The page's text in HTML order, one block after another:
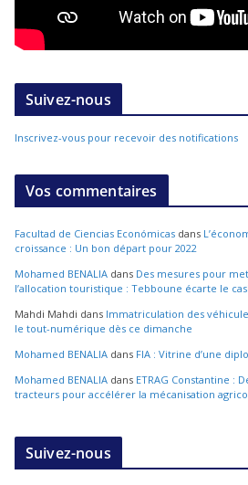
Suivez-nous
Inscrivez-vous pour recevoir des notifications
Vos commentaires
Facultad de Ciencias Económicas dans
croissance : Un bon départ pour 2022
Mohamed BENALIA dans Des mesures pour
l’allocation touristique : Tebboune écarte le
Mahdi Mahdi dans Immatriculation des
le tout-numérique dès ce dimanche
Mohamed BENALIA dans FIA : Vitrine d’une
Mohamed BENALIA dans ETRAG Constantine :
tracteurs pour accélérer la mécanisation
Suivez-nous